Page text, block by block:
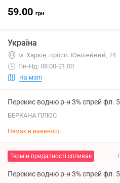
59.00 грн
Україна
м. Харків, просп. Ювілейний, 74
Пн-Нд: 08:00-21:00
На мапі
Перекис водню р-н 3% спрей фл.
БЕРКАНА ПЛЮС
Немає в наявності
Термін придатності спливає
Перекис водню р-н 3% спрей фл.